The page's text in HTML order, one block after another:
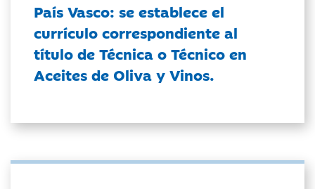
País Vasco: se establece el
currículo correspondiente al
título de Técnica o Técnico en
Aceites de Oliva y Vinos.